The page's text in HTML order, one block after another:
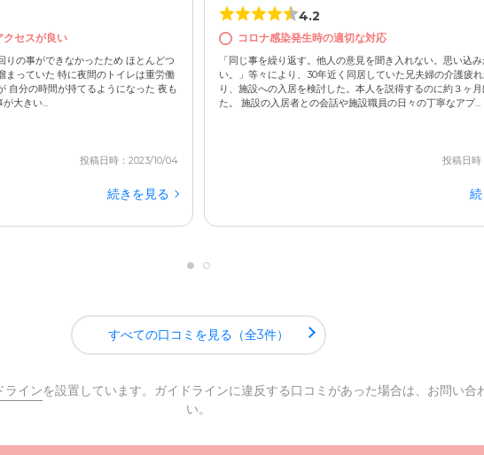
セスが良い
りの事ができなかったため ほとんどつ
まっていた 特に夜間のトイレは重労働
自分の時間が持てるようになった 夜も
大きい...
投稿日時：2023/10/04
続きを見る
4.2
コロナ感染発生時の適切な対応
「同じ事を繰り返す。他人の意見を聞き入れない。思い込み
い。」等々により、30年近く同居していた兄夫婦の介護疲
り、施設への入居を検討した。本人を説得するのに約３ヶ
た。 施設の入居者との会話や施設職員の日々の丁寧なアプ...
投稿日
すべての口コミを見る（全3件）
ラインを設置しています。ガイドラインに違反する口コミがあった場合は、お問い合
い。